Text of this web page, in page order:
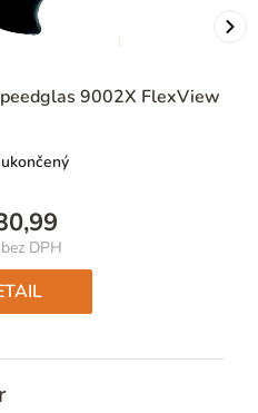
9002X FlexView
DPH
Jednotková
cena: